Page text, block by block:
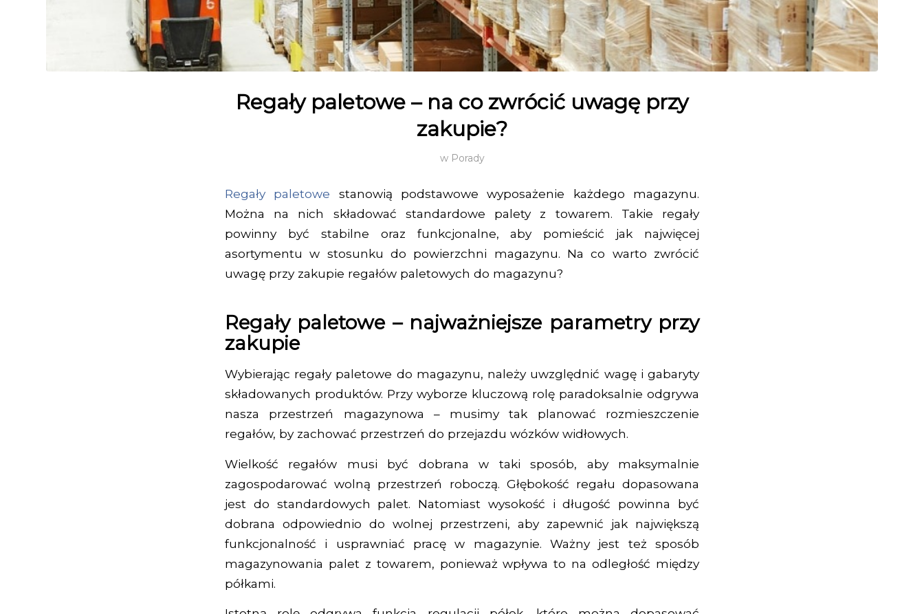
Regały paletowe – na co zwrócić uwagę przy
zakupie?
w Porady
Regały paletowe stanowią podstawowe wyposażenie każdego magazynu.
Można na nich składować standardowe palety z towarem. Takie regały
powinny być stabilne oraz funkcjonalne, aby pomieścić jak najwięcej
asortymentu w stosunku do powierzchni magazynu. Na co warto zwrócić
uwagę przy zakupie regałów paletowych do magazynu?
Regały paletowe – najważniejsze parametry przy
zakupie
Wybierając regały paletowe do magazynu, należy uwzględnić wagę i gabaryty
składowanych produktów. Przy wyborze kluczową rolę paradoksalnie odgrywa
nasza przestrzeń magazynowa – musimy tak planować rozmieszczenie
regałów, by zachować przestrzeń do przejazdu wózków widłowych.
Wielkość regałów musi być dobrana w taki sposób, aby maksymalnie
zagospodarować wolną przestrzeń roboczą. Głębokość regału dopasowana
jest do standardowych palet. Natomiast wysokość i długość powinna być
dobrana odpowiednio do wolnej przestrzeni, aby zapewnić jak największą
funkcjonalność i usprawniać pracę w magazynie. Ważny jest też sposób
magazynowania palet z towarem, ponieważ wpływa to na odległość między
półkami.